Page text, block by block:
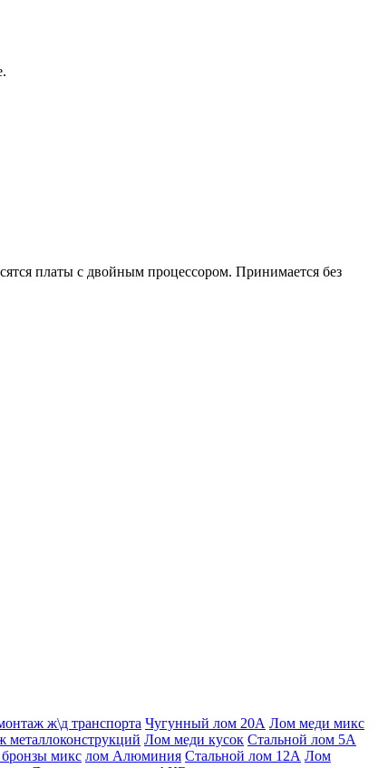
платы с двойным процессором. Принимается без
ж\д транспорта Чугунный лом 20А Лом меди микс
металлоконструкций Лом меди кусок Стальной лом 5А
микс лом Алюминия Стальной лом 12А Лом